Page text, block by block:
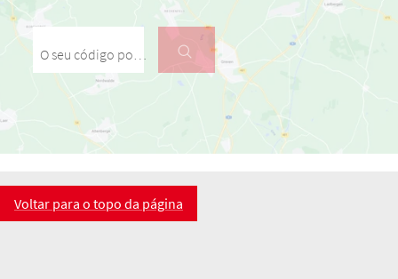
Voltar para o topo da página